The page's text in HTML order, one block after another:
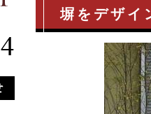
塀をデザ